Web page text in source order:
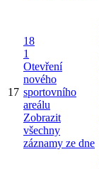
17
18
1
Otevření
nového
sportovního
areálu
Zobrazit
všechny
záznamy ze dne